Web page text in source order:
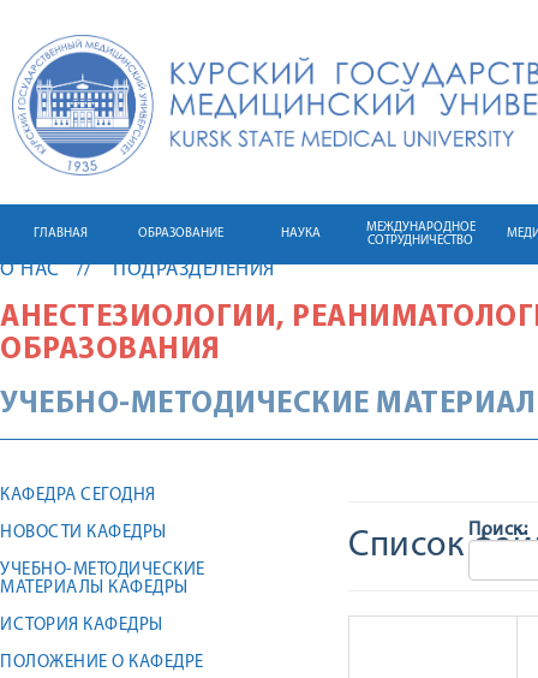
ГЛАВНАЯ ОБРАЗОВАНИЕ НАУКА
МЕЖДУНАРОДНОЕ
СОТРУДНИЧЕСТВО
О НАС ПОДРАЗДЕЛЕНИЯ
АНЕСТЕЗИОЛОГИИ,
ОБРАЗОВАНИЯ
УЧЕБНО-МЕТОДИЧЕСКИЕ
КАФЕДРА СЕГОДНЯ
НОВОСТИ КАФЕДРЫ
УЧЕБНО-МЕТОДИЧЕСКИЕ
МАТЕРИАЛЫ КАФЕДРЫ
ИСТОРИЯ КАФЕДРЫ
ПОЛОЖЕНИЕ О КАФЕДРЕ
Список Поиск: